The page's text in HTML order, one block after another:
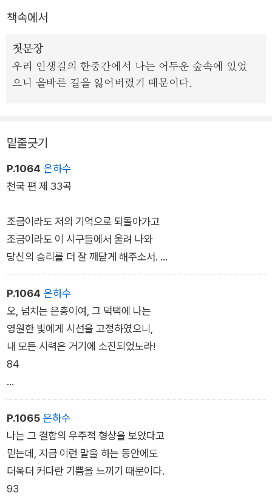
『신곡』은 셰익스피어, 괴테와 함께 유럽 문학의 거장으로 꼽히는
단테의 대표작으로, 단테의 저승 여행 이야기를 담고 있는 장편서
사시다. 작가이자 주인공인 단테가 살아 있는 몸으로 일주일 동안
총 1만 4,233행에 달하는 방대한 분량으로 놀라울 만큼 체계적
이고 기하학적으로 저승 세계를 구축하였으며, 그곳에서 만난 수
많은 영혼들의 고유한 삶의 애환을 생생하고 실감 나게 파노라마
으로 집약되어 있는 고전 중의 고전으로, 중세를 마무리 짓는 르
네상스와 함께 근대의 도래를 예고한 작품이기도 하다.
책속에서
첫문장
우리 인생길의 한중간에서 나는 어두운 숲속에 있었
으니 올바른 길을 잃어버렸기 때문이다.
밑줄긋기
P.1064 은하수
천국 편 제 33곡
조금이라도 저의 기억으로 되돌아가고
조금이라도 이 시구들에서 울려 나와
당신의 승리를 더 잘 깨닫게 해주소서.
75
그 생생한 빛살에서 겪은 날카로움 때문에,
만약 내 눈을 그분에게서 돌렸더라면
나는 분명 눈이 멀어 버렸을 것이다.
78
그래서 지금 기억하건대, 좀 더 대담하게
나는 내 눈길을 유지하였고, 그리하여
마침내 무한한 가치에 이르게 하였다.
81
P.1064 은하수
오, 넘치는 은총이여, 그 덕택에 나는
영원한 빛에게 시선을 고정하였으니,
내 모든 시력은 거기에 소진되었노라!
84
그 심오함 속에서 나는 보았노라,
우주에 흩어져 있는 모든 것들이
사랑에 의해 하나로 묶여 있는 것을.
87
실질들과 우연들, 그리고 그 속성들이
P.1065 은하수
나는 그 결합의 우주적 형상을 보았다고
믿는데, 지금 이런 말을 하는 동안에도
더욱더 커다란 기쁨을 느끼기 때문이다.
93